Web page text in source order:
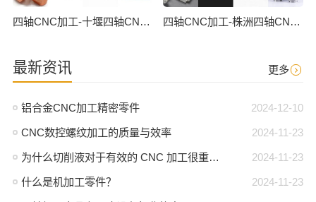
四轴CNC加工-十堰四轴CNC数控加工 四轴CNC加工-株洲四轴CNC数控加工
最新资讯 更多
2024-12-10
铝合金CNC加工精密零件
2024-11-23
CNC数控螺纹加工的质量与效率
2024-11-23
为什么切削液对于有效的 CNC 加工很重要？
2024-11-23
什么是机加工零件？